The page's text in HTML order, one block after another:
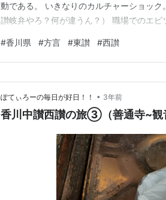
動である。 いきなりのカルチャーショッ
讃岐弁やろ？何が違うん？） 職場でのエ
い」という意味らしい。 西では「〇〇して
じない。 《その２》 「〇〇していた」と…
#香川県 #方言 #東讃 #西讃
ぽてぃろーの毎日が好日！！ • 3年前
香川中讃西讃の旅③（善通寺~観